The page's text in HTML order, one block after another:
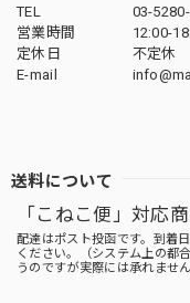
TEL
03-
営業時間
12:00-
定休日
不定休
E-mail
送料について
「こねこ便」対応
配達はポスト投函です。到着
ください。（システム上の都
うのですが実際には承れません